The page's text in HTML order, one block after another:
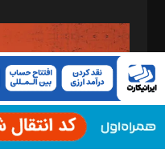
مدیر مسئول: محمدباقر اثنی‌عشری
سردبیر: مهرک محمودی
دبیر تحریریه: میثم قاسمی
د‌بیر ناداستان: سمانه سمیع
د‌بیر خدمت و تجارت: ابوالفضل
د‌بیر حقوق فناوری: حسام‌الدین